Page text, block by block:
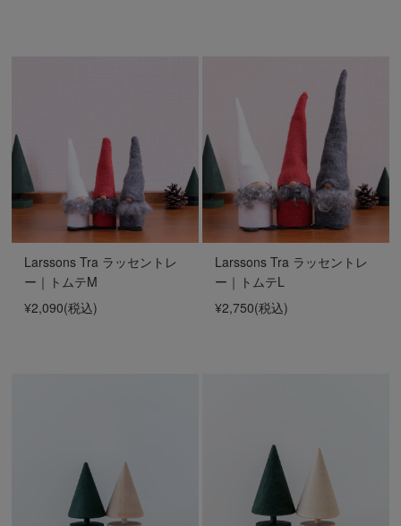
Larssons Tra ラッセントレ
ー｜トムテM
¥2,090(税込)
Larssons Tra ラッセントレ
ー｜トムテL
¥2,750(税込)